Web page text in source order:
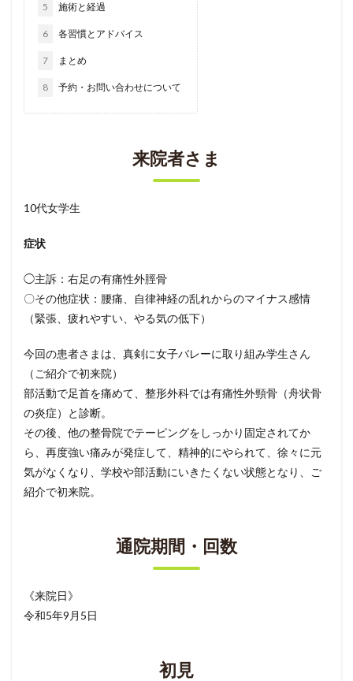
5 施術と経過
6 各習慣とアドバイス
7 まとめ
8 予約・お問い合わせについて
来院者さま
10代女学生
症状
◯主訴：右足の有痛性外脛骨
〇その他症状：腰痛、自律神経の乱れからのマイナス感情
（緊張、疲れやすい、やる気の低下）
今回の患者さまは、真剣に女子バレーに取り組み学生さん
（ご紹介で初来院）
部活動で足首を痛めて、整形外科では有痛性外頸骨（舟状骨
の炎症）と診断。
その後、他の整骨院でテーピングをしっかり固定されてか
ら、再度強い痛みが発症して、精神的にやられて、徐々に元
気がなくなり、学校や部活動にいきたくない状態となり、ご
紹介で初来院。
通院期間・回数
《来院日》
令和5年9月5日
初見